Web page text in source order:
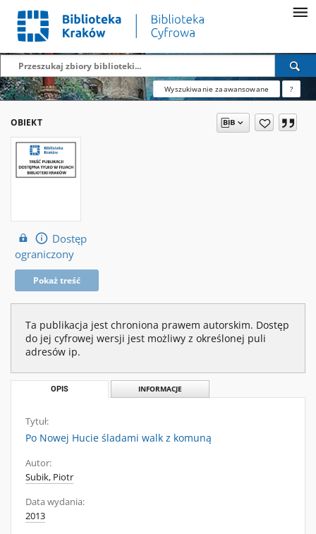
Wyszukiwanie zaawansowane ?
OBIEKT
Dostęp
ograniczony
Pokaż treść
Ta publikacja jest chroniona prawem autorskim. Dostęp
do jej cyfrowej wersji jest możliwy z określonej puli
adresów ip.
OPIS INFORMACJE
Tytuł:
Po Nowej Hucie śladami walk z komuną
Autor:
Subik, Piotr
Data wydania:
2013